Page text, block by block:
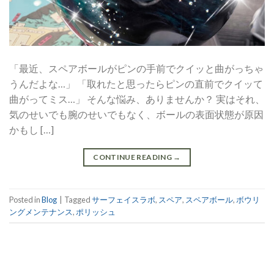
「最近、スペアボールがピンの手前でクイッと曲がっちゃ
うんだよな…」 「取れたと思ったらピンの直前でクイッて
曲がってミス…」 そんな悩み、ありませんか？ 実はそれ、
気のせいでも腕のせいでもなく、ボールの表面状態が原因
かもし […]
CONTINUE READING →
Posted inBlog Taggedサーフェイスラボ, スペア, スペアボール, ボウリ
ングメンテナンス, ポリッシュ